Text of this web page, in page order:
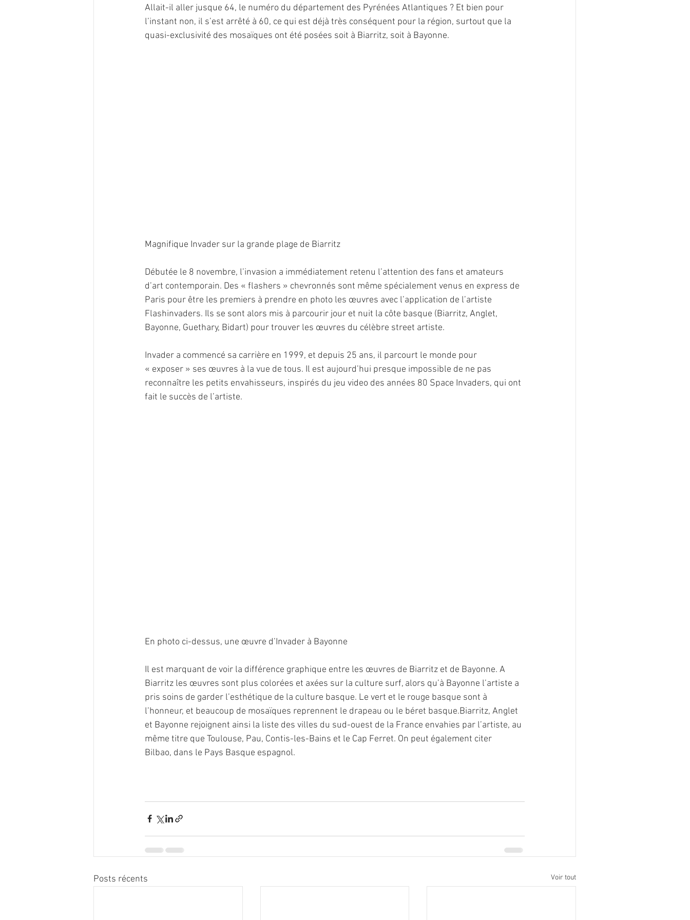
Allait-il aller jusque 64, le numéro du département des Pyrénées Atlantiques ? Et bien pour
l’instant non, il s’est arrêté à 60, ce qui est déjà très conséquent pour la région, surtout que la
quasi-exclusivité des mosaïques ont été posées soit à Biarritz, soit à Bayonne.
Magnifique Invader sur la grande plage de Biarritz
Débutée le 8 novembre, l’invasion a immédiatement retenu l’attention des fans et amateurs
d’art contemporain. Des « flashers » chevronnés sont même spécialement venus en express de
Paris pour être les premiers à prendre en photo les œuvres avec l’application de l’artiste
Flashinvaders. Ils se sont alors mis à parcourir jour et nuit la côte basque (Biarritz, Anglet,
Bayonne, Guethary, Bidart) pour trouver les œuvres du célèbre street artiste.
Invader a commencé sa carrière en 1999, et depuis 25 ans, il parcourt le monde pour
« exposer » ses œuvres à la vue de tous. Il est aujourd’hui presque impossible de ne pas
reconnaître les petits envahisseurs, inspirés du jeu video des années 80 Space Invaders, qui ont
fait le succès de l’artiste.
En photo ci-dessus, une œuvre d’Invader à Bayonne
Il est marquant de voir la différence graphique entre les œuvres de Biarritz et de Bayonne. A
Biarritz les œuvres sont plus colorées et axées sur la culture surf, alors qu’à Bayonne l’artiste a
pris soins de garder l’esthétique de la culture basque. Le vert et le rouge basque sont à
l’honneur, et beaucoup de mosaïques reprennent le drapeau ou le béret basque.Biarritz, Anglet
et Bayonne rejoignent ainsi la liste des villes du sud-ouest de la France envahies par l’artiste, au
même titre que Toulouse, Pau, Contis-les-Bains et le Cap Ferret. On peut également citer
Bilbao, dans le Pays Basque espagnol.
Posts récents Voir tout